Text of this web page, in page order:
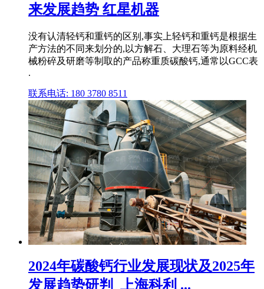
来发展趋势 红星机器
没有认清轻钙和重钙的区别,事实上轻钙和重钙是根据生
产方法的不同来划分的,以方解石、大理石等为原料经机
械粉碎及研磨等制取的产品称重质碳酸钙,通常以GCC表
.
联系电话: 180 3780 8511
2024年碳酸钙行业发展现状及2025年
发展趋势研判_上海科利 ...